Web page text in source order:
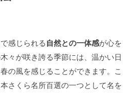
感じられる自然との一体感が心を
々が咲き誇る季節には、温かい日
の風を感じることができます。こ
さくら名所百選の一つとして名を